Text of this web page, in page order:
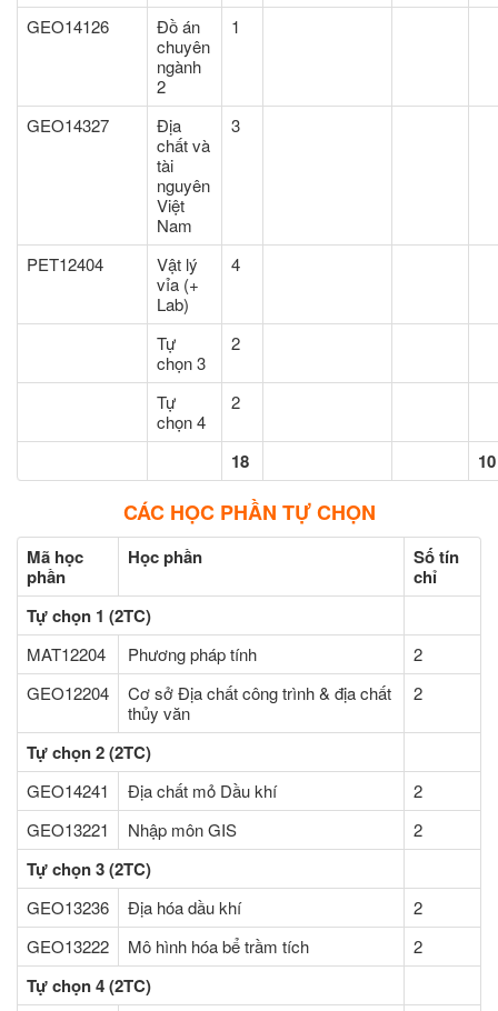
GEO14126
Đồ án
chuyên
ngành
2
1
GEO14327
Địa
chất và
tài
nguyên
Việt
Nam
3
PET12404
Vật lý
vỉa (+
Lab)
4
Tự
chọn 3
2
Tự
chọn 4
2
18 10
CÁC HỌC PHẦN TỰ CHỌN
Mã học
phần
Học phần
Số tín
chỉ
Tự chọn 1 (2TC)
MAT12204 Phương pháp tính
2
GEO12204
Cơ sở Địa chất công trình & địa chất
thủy văn
2
Tự chọn 2 (2TC)
GEO14241 Địa chất mỏ Dầu khí
2
GEO13221
Nhập môn GIS 2
Tự chọn 3 (2TC)
GEO13236 Địa hóa dầu khí
2
GEO13222
Mô hình hóa bể trầm tích 2
Tự chọn 4 (2TC)